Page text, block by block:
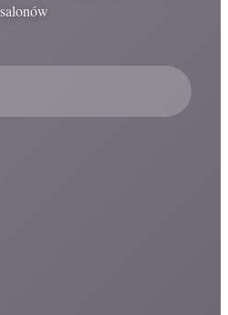
salonów